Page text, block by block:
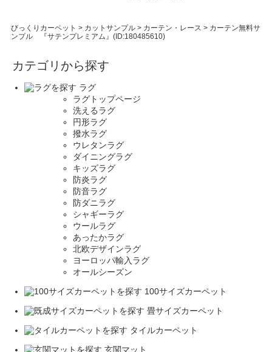
びっくりカーペット > カットサンプル> カーテン・レース > カーテン無料サ
ンプル 『サテンプレミアム』(ID:180485610)
カテゴリから探す
ラグ
ラグトップページ
洗えるラグ
円形ラグ
撥水ラグ
ウレタンラグ
ダイニングラグ
キッズラグ
防炎ラグ
防音ラグ
防ダニラグ
シャギーラグ
ウールラグ
あったかラグ
北欧デザインラグ
ヨーロッパ輸入ラグ
オールシーズン
100サイズカーペット
畳サイズカーペット
タイルカーペット
玄関マット